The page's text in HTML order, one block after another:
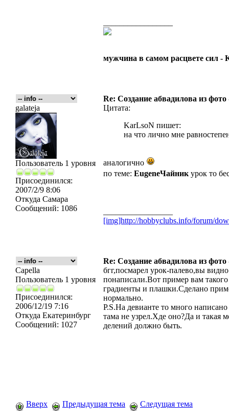
мужчина в самом расцвете сил -
Re: Создание абвадилова из
galateja
Пользователь 1 уровня
Присоединился:
2007/2/9 8:06
Откуда Самара
Сообщений: 1086
Цитата:
KarLsoN пишет:
на что лично мне
аналогично
по теме: EugeneЧайник урок то
[img]http://hobbyclubs.info/forum/
Re: Создание абвадилова из
Capella
Пользователь 1 уровня
Присоединился:
2006/12/19 7:16
Откуда Екатеринбург
Сообщений: 1027
бгг,посмарел урок-палево,вы
понаписали.Вот пример вам
градиенты и плашки.Сделано
нормально.
P.S.На девианте то много написано
тама не узрел.Хде оно?Да и такая
делений должно быть.
Вверх Предыдущая тема Следущая тема